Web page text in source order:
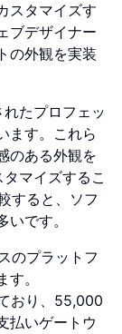
スタマイズす
ブデザイナー
の外観を実装
たプロフェッ
ます。これら
のある外観を
マイズするこ
すると、ソフ
です。
のプラットフ
。
おり、55,000
払いゲートウ